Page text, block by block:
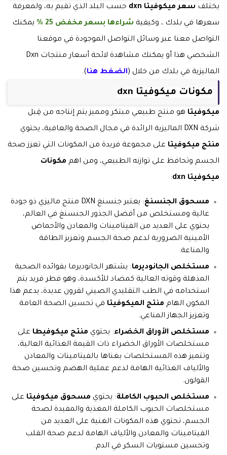
يختلف سعر ميكوفيتا dxn
حسب البلد الذي تقيم به، ولمعرفة
سعرها في بلدك ، وكيفية شراءها بسعر مخفض 25 %
يمكنك
التواصل معنا عبر وسائل التواصل الموجودة في موقعنا
الشخصي هذا أو يمكنك مشاهدة لائحة أسعار منتجات Dxn
الماليزية في بلدك من خلال (الضغط هنا).
مكونات ميكوفيتا dxn
ميكوفيتا هو منتج طبيعي مبتكر ومميز يتم إنتاجه من قِبل
شركة DXN الماليزية الرائدة في مجال الصحة والعافية، يحتوي
منتج ميكوفيتا على مجموعة فريدة من المكونات التي تعزز صحة
الجسم وتحافظ على توازنه الطبيعي، ومن اهم مكونات
ميكوفيتا dxn
:
مسحوق الجنسنغ
: يعتبر جنسنغ DXN منتج ماليزي ذو جودة
عالية ومستخلص من أفضل الجذور الجنسنغ في العالم،
يحتوي على العديد من الفيتامينات والمعادن والأحماض
الأمينية الضرورية لدعم صحة الجسم وتعزيز الطاقة
والمناعة.
مستخلص الجانوديرما: يشتهر الجانوديرما بفوائده الصحية
المذهلة وقوته العالية كمضاد للأكسدة، وهو فطر فريد يتم
استخدامه في الطب التقليدي الصيني لقرون عديدة، يدعم هذا
المكون الهام منتج الميكوفيتا في تحسين الصحة العامة
وتعزيز الجهاز المناعي.
مستخلص الأوراق الخضراء: يحتوي منتج ميكوفيطا على
مستخلصات الأوراق الخضراء ذات القيمة الغذائية العالية،
وتتميز هذه المستخلصات بغناها بالفيتامينات والمعادن
والألياف الغذائية الهامة لدعم عملية الهضم وتحسين صحة
القولون.
مستخلص الحبوب الكاملة: يحتوي مسحوق ميكوفيتا على
مستخلصات الحبوب الكاملة المغذية والمفيدة لصحة
الجسم، تحتوي هذه المكونات الغنية على العديد من
الفيتامينات والمعادن والألياف الهامة لدعم صحة القلب
وتحسين مستويات السكر في الدم.